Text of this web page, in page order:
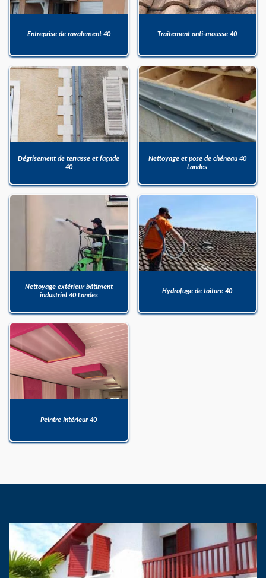
Entreprise de ravalement 40 Traitement anti-mousse 40
Dégrisement de terrasse et façade
40
Nettoyage et pose de chéneau 40
Landes
Nettoyage extérieur bâtiment
industriel 40 Landes
Hydrofuge de toiture 40
Peintre Intérieur 40